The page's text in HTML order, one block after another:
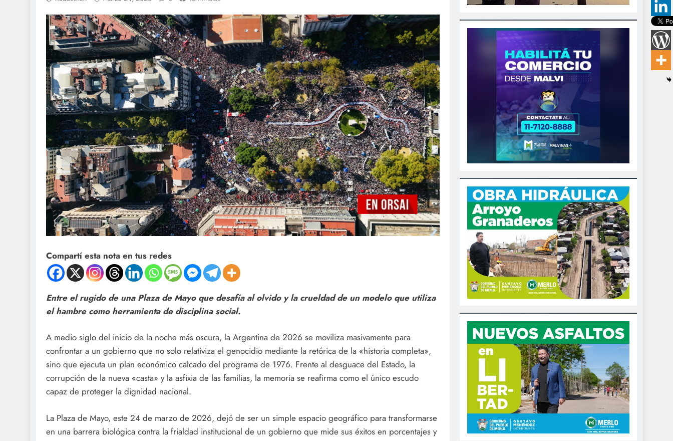
Compartí esta nota en tus redes
Entre el rugido de una Plaza de Mayo que desafía al olvido y la crueldad de un modelo que utiliza
el hambre como herramienta de disciplina social.
A medio siglo del inicio de la noche más oscura, la Argentina de 2026 se moviliza masivamente para
confrontar a un gobierno que no solo relativiza el genocidio mediante la retórica de la «historia completa»,
sino que ejecuta un plan económico calcado del programa de 1976. Frente al desguace del Estado, la
corrupción de la nueva «casta» y la asfixia de las familias, la memoria se reafirma como el único escudo
capaz de proteger la dignidad nacional.
La Plaza de Mayo, este 24 de marzo de 2026, dejó de ser un simple espacio geográfico para transformarse
en una barrera biológica contra la frialdad institucional de un gobierno que mide sus éxitos en porcentajes y